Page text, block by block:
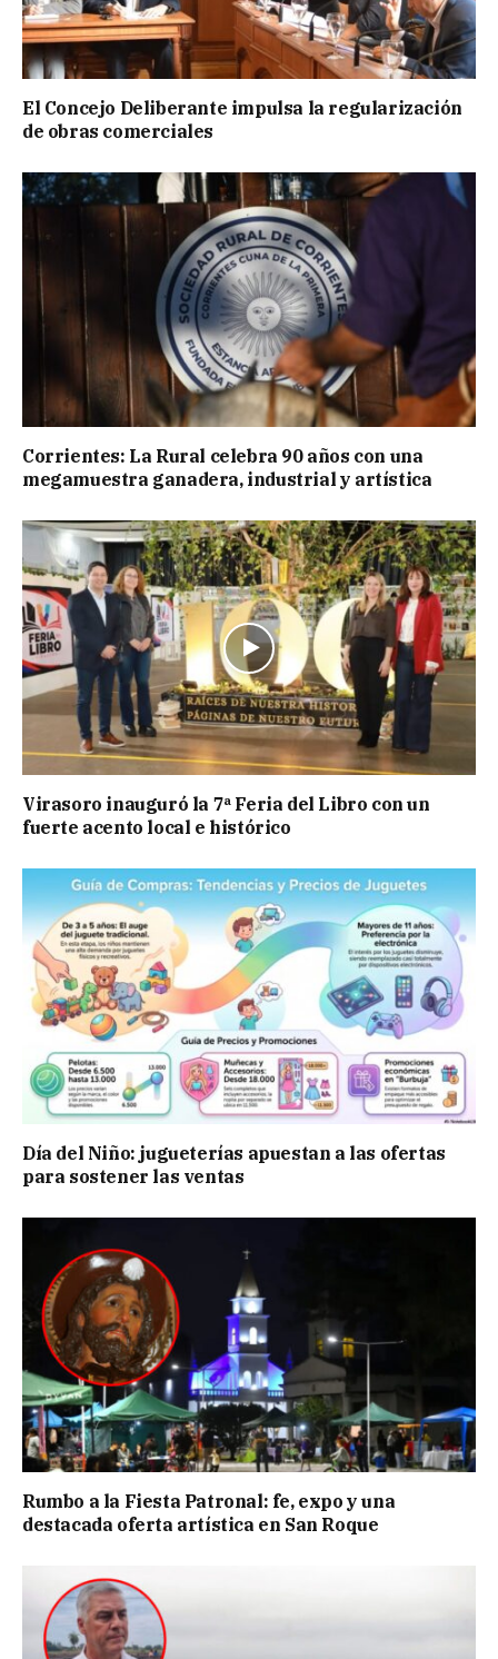
El Concejo Deliberante impulsa la regularización
de obras comerciales
Corrientes: La Rural celebra 90 años con una
megamuestra ganadera, industrial y artística
Virasoro inauguró la 7ª Feria del Libro con un
fuerte acento local e histórico
Día del Niño: jugueterías apuestan a las ofertas
para sostener las ventas
Rumbo a la Fiesta Patronal: fe, expo y una
destacada oferta artística en San Roque